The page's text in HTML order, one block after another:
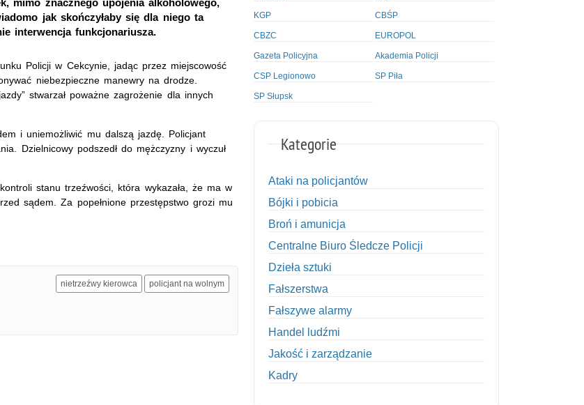
mimo znacznego upojenia alkoholowego,
jak skończyłaby się dla niego ta
interwencja funkcjonariusza.
Policji w Cekcynie, jadąc przez miejscowość
niebezpieczne manewry na drodze.
stwarzał poważne zagrożenie dla innych
i uniemożliwić mu dalszą jazdę. Policjant
Dzielnicowy podszedł do mężczyzny i wyczuł
stanu trzeźwości, która wykazała, że ma w
sądem. Za popełnione przestępstwo grozi mu
nietrzeźwy kierowca policjant na wolnym
KGP CBŚP
CBZC EUROPOL
Gazeta Policyjna Akademia Policji
CSP Legionowo SP Piła
SP Słupsk
Kategorie
Ataki na policjantów
Bójki i pobicia
Broń i amunicja
Centralne Biuro Śledcze Policji
Dzieła sztuki
Fałszerstwa
Fałszywe alarmy
Handel ludźmi
Jakość i zarządzanie
Kadry